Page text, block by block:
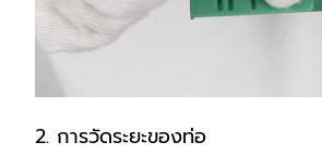
2. การวัดระยะของท่อ